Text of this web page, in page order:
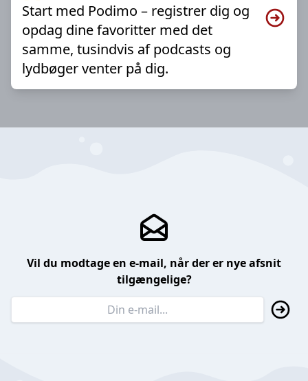
Start med Podimo – registrer dig og
opdag dine favoritter med det
samme, tusindvis af podcasts og
lydbøger venter på dig.
Vil du modtage en e-mail, når der er nye afsnit
tilgængelige?